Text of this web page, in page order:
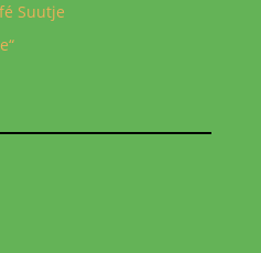
Suutje